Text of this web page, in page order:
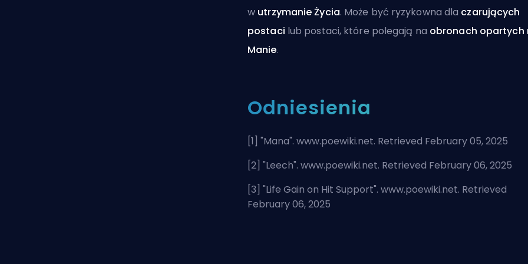
w utrzymanie Życia. Może być ryzykowna dla czarujących
postaci lub postaci, które polegają na obronach opartych
Manie.
Odniesienia
[1] "Mana". www.poewiki.net. Retrieved February 05, 2025
[2] "Leech". www.poewiki.net. Retrieved February 06, 2025
[3] "Life Gain on Hit Support". www.poewiki.net. Retrieved
February 06, 2025